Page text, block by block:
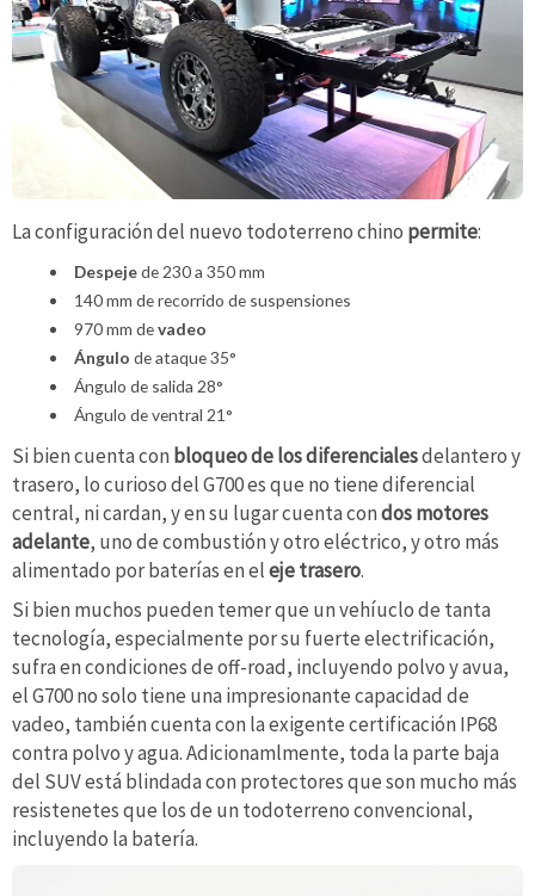
La configuración del nuevo todoterreno chino permite:
Despejede 230 a 350 mm
140 mm de recorrido de suspensiones
970 mm devadeo
Ángulo de ataque 35°
Ángulo de salida 28°
Ángulo de ventral 21°
Si bien cuenta con bloqueo de los diferencialesdelantero y
trasero, lo curioso del G700 es que no tiene diferencial
central, ni cardan, y en su lugar cuenta condos motores
adelante, uno de combustión y otro eléctrico, y otro más
alimentado por baterías en eleje trasero.
Si bien muchos pueden temer que un vehíuclo de tanta
tecnología, especialmente por su fuerte electrificación,
sufra en condiciones de off-road, incluyendo polvo y avua,
el G700 no solo tiene una impresionante capacidad de
vadeo, también cuenta con la exigente certificación IP68
contra polvo y agua. Adicionamlmente, toda la parte baja
del SUV está blindada con protectores que son mucho más
resistenetes que los de un todoterreno convencional,
incluyendo la batería.